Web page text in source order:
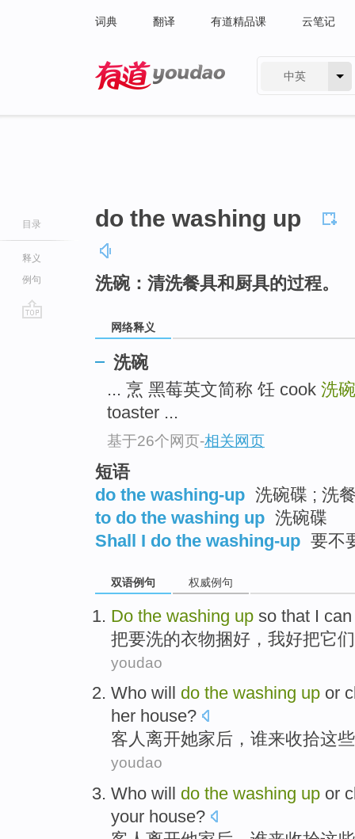
词典 翻译 有道精品课 云笔记
中英
目录
释义
例句
do the washing up
洗碗：清洗餐具和厨具的过程。
网络释义
洗碗
... 烹 黑莓英文简称 饪 cook 洗
toaster ...
基于26个网页-相关网页
短语
do the washing-up 洗碗碟 ; 洗
to do the washing up 洗碗碟
Shall I do the washing-up 要不
双语例句 权威例句
Do the washing up so that I
把要洗的衣物捆好 ， 我好把它们
youdao
Who will do the washing up or
her house?
客人离开她家后， 谁来收拾这些
youdao
Who will do the washing up or
your house?